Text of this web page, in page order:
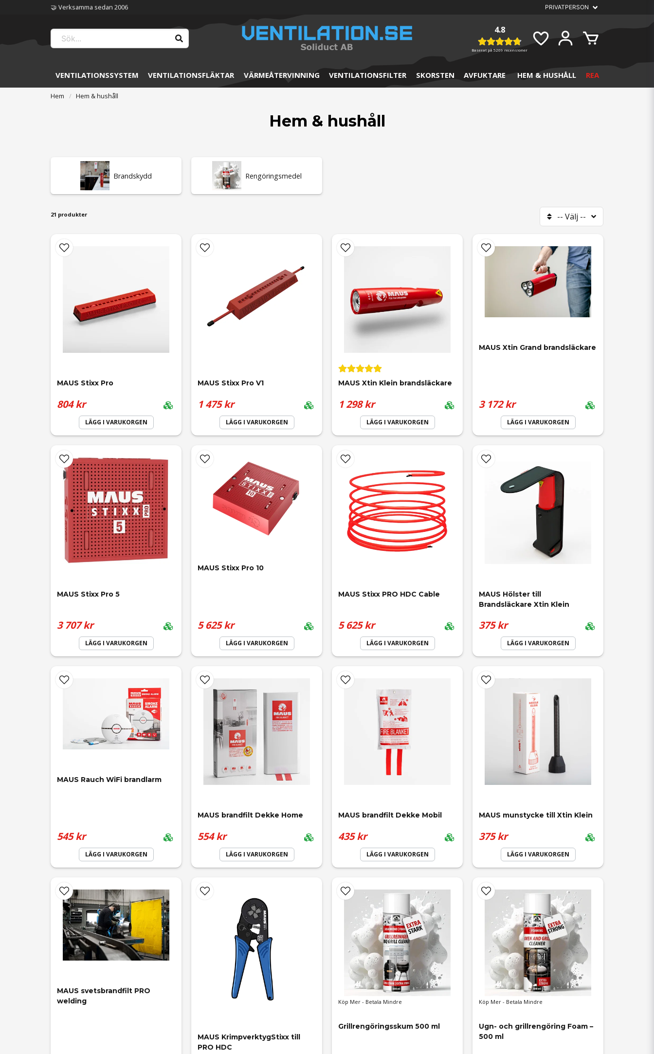
🏆 Störst på ventilation
4.8
Baserat på 5269 recensioner
VENTILATIONSSYSTEM VENTILATIONSFLÄKTAR VÄRMEÅTERVINNING VENTILATIONSFILTER SKORSTEN AVFUKTARE HEM & HUSHÅLL REA
Hem Hem & hushåll
Hem & hushåll
Brandskydd Rengöringsmedel
21 produkter -- Välj --
MAUS Stixx Pro
804 kr
LÄGG I VARUKORGEN
MAUS Stixx Pro V1
1 475 kr
LÄGG I VARUKORGEN
MAUS Xtin Klein brandsläckare
1 298 kr
LÄGG I VARUKORGEN
MAUS Xtin Grand brandsläckare
3 172 kr
LÄGG I VARUKORGEN
MAUS Stixx Pro 5
3 707 kr
LÄGG I VARUKORGEN
MAUS Stixx Pro 10
5 625 kr
LÄGG I VARUKORGEN
MAUS Stixx PRO HDC Cable
5 625 kr
LÄGG I VARUKORGEN
MAUS Hölster till
Brandsläckare Xtin Klein
375 kr
LÄGG I VARUKORGEN
MAUS Rauch WiFi brandlarm
545 kr
LÄGG I VARUKORGEN
MAUS brandfilt Dekke Home
554 kr
LÄGG I VARUKORGEN
MAUS brandfilt Dekke Mobil
435 kr
LÄGG I VARUKORGEN
MAUS munstycke till Xtin Klein
375 kr
LÄGG I VARUKORGEN
MAUS svetsbrandfilt PRO
welding
MAUS KrimpverktygStixx till
PRO HDC
Köp Mer - Betala Mindre
Grillrengöringsskum 500 ml
Köp Mer - Betala Mindre
Ugn- och grillrengöring Foam –
500 ml